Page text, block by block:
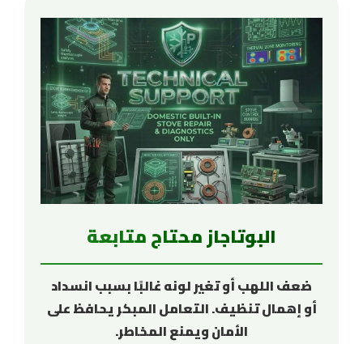
البوتاجاز محتاج متابعة
ضعف اللهب أو تغير لونه غالبًا بسبب انسداد
أو إهمال تنظيف. التعامل المبكر يحافظ على
الأمان ويمنع المخاطر.